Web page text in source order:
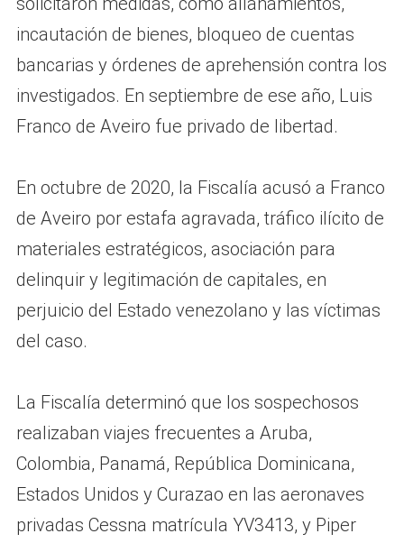
incautación de bienes, bloqueo de cuentas
bancarias y órdenes de aprehensión contra los
investigados. En septiembre de ese año, Luis
Franco de Aveiro fue privado de libertad.
En octubre de 2020, la Fiscalía acusó a Franco
de Aveiro por estafa agravada, tráfico ilícito de
materiales estratégicos, asociación para
delinquir y legitimación de capitales, en
perjuicio del Estado venezolano y las víctimas
del caso.
La Fiscalía determinó que los sospechosos
realizaban viajes frecuentes a Aruba,
Colombia, Panamá, República Dominicana,
Estados Unidos y Curazao en las aeronaves
privadas Cessna matrícula YV3413, y Piper